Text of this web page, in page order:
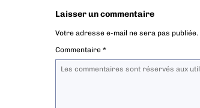
Laisser un commentaire
Votre adresse e-mail ne sera pas publiée.
Commentaire *